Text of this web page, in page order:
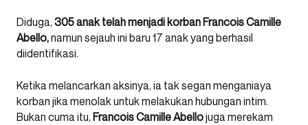
Diduga, 305 anak telah menjadi korban Francois Camille
Abello,namun sejauh ini baru 17 anak yang berhasil
diidentifikasi.
Ketika melancarkan aksinya, ia tak segan menganiaya
korban jika menolak untuk melakukan hubungan intim.
Bukan cuma itu, Francois Camille Abellojuga merekam